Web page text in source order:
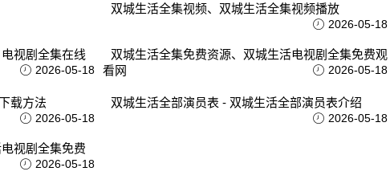
双城生活全集视频、双城生活全集视频播放
2026-05-18
视剧全集在线
2026-05-18
双城生活全集免费资源、双城生活电视剧全集免费观
看网
2026-05-18
载方法
2026-05-18
双城生活全部演员表 - 双城生活全部演员表介绍
2026-05-18
视剧全集免费
2026-05-18